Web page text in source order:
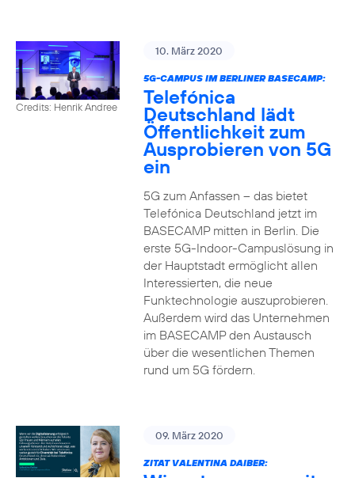
Credits: Henrik Andree
10. März 2020
5G-CAMPUS IM BERLINER BASECAMP:
Telefónica
Deutschland lädt
Öffentlichkeit zum
Ausprobieren von 5G
ein
5G zum Anfassen – das bietet
Telefónica Deutschland jetzt im
BASECAMP mitten in Berlin. Die
erste 5G-Indoor-Campuslösung in
der Hauptstadt ermöglicht allen
Interessierten, die neue
Funktechnologie auszuprobieren.
Außerdem wird das Unternehmen
im BASECAMP den Austausch
über die wesentlichen Themen
rund um 5G fördern.
09. März 2020
ZITAT VALENTINA DAIBER: